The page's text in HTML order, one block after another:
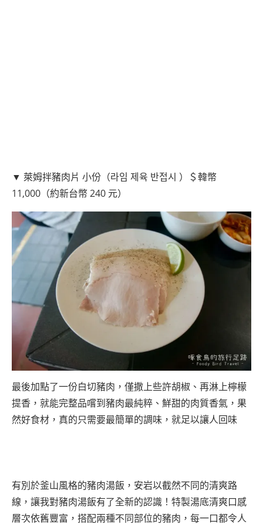
▼ 萊姆拌豬肉片 小份（라임 제육 반접시 ）＄韓幣
11,000（約新台幣 240 元）
最後加點了一份白切豬肉，僅撒上些許胡椒、再淋上檸檬
提香，就能完整品嚐到豬肉最純粹、鮮甜的肉質香氣，果
然好食材，真的只需要最簡單的調味，就足以讓人回味
有別於釜山風格的豬肉湯飯，安岩以截然不同的清爽路
線，讓我對豬肉湯飯有了全新的認識！特製湯底清爽口感
層次依舊豐富，搭配兩種不同部位的豬肉，每一口都令人